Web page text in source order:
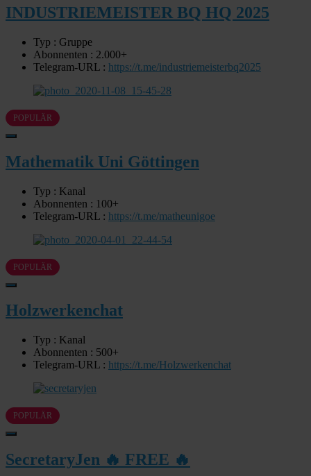
INDUSTRIEMEISTER BQ HQ 2025
Typ : Gruppe
Abonnenten : 2.000+
Telegram-URL : https://t.me/industriemeisterbq2025
POPULÄR
Mathematik Uni Göttingen
Typ : Kanal
Abonnenten : 100+
Telegram-URL : https://t.me/matheunigoe
POPULÄR
Holzwerkenchat
Typ : Kanal
Abonnenten : 500+
Telegram-URL : https://t.me/Holzwerkenchat
POPULÄR
SecretaryJen 🔥 FREE 🔥